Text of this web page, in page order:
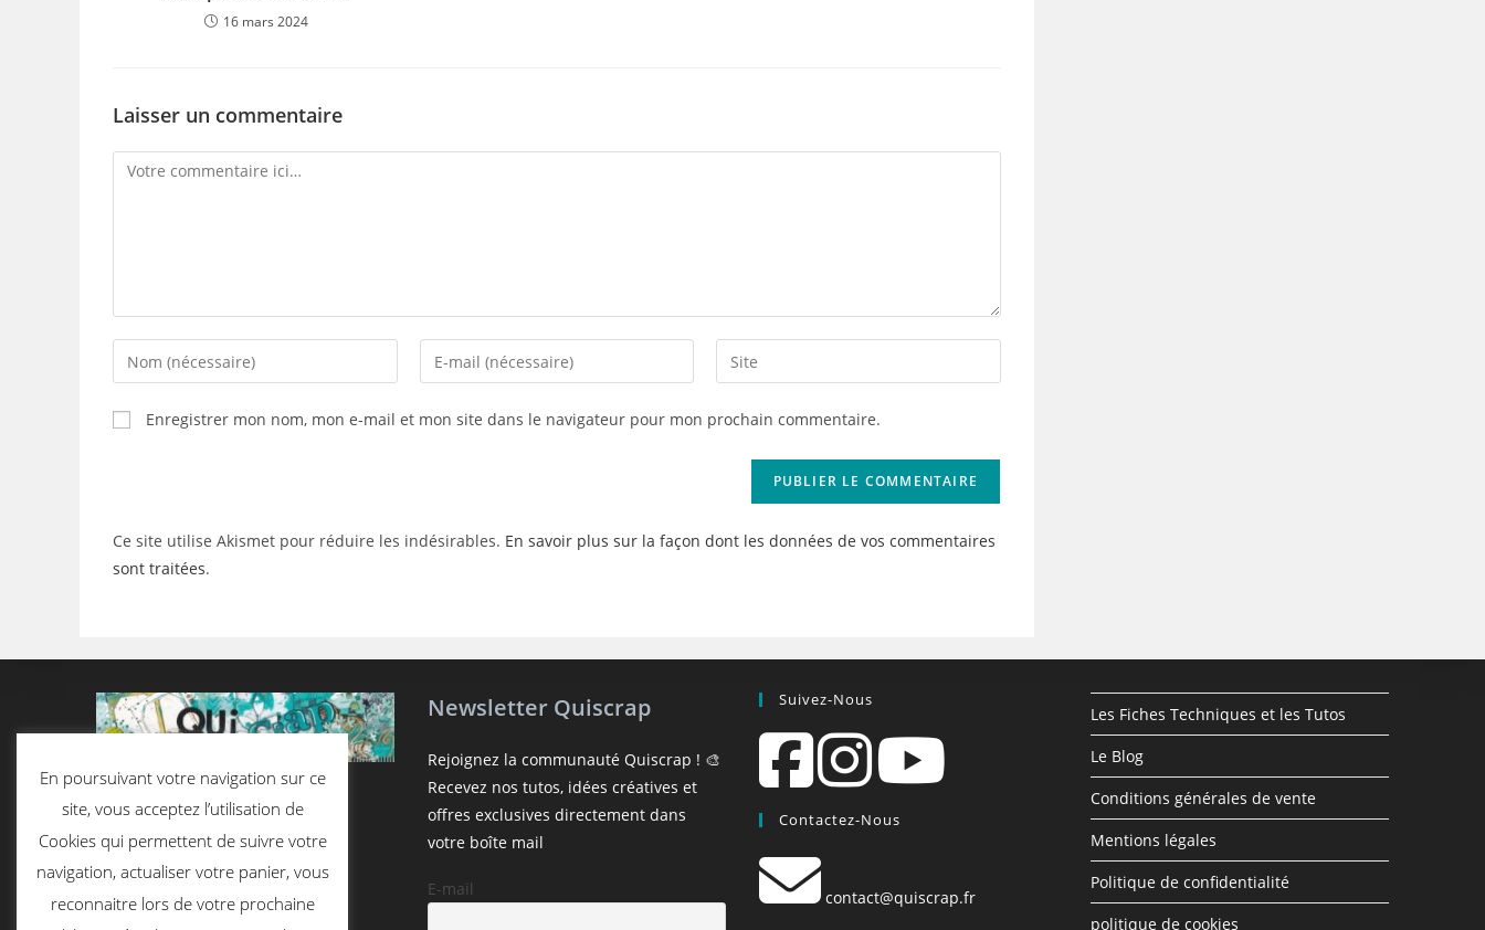
16 mars 2024
Laisser un commentaire
Comment
Enter
your
name
or
Enter
your
Saisir
l’URL
(facultatif)
Enregistrer mon nom, mon e-mail et mon site dans le navigateur pour mon prochain commentaire.
Ce site utilise Akismet pour réduire les indésirables. En savoir plus sur la façon dont les données de vos commentaires
sont traitées.
Newsletter Quiscrap
Rejoignez la communauté Quiscrap ! 🎨
Recevez nos tutos, idées créatives et
offres exclusives directement dans
votre boîte mail
E-mail
Suivez-Nous
Contactez-Nous
contact@quiscrap.fr
Les Fiches Techniques et les Tutos
Le Blog
Conditions générales de vente
Mentions légales
Politique de confidentialité
politique de cookies
En poursuivant votre navigation sur ce
site, vous acceptez l’utilisation de
Cookies qui permettent de suivre votre
navigation, actualiser votre panier, vous
reconnaitre lors de votre prochaine